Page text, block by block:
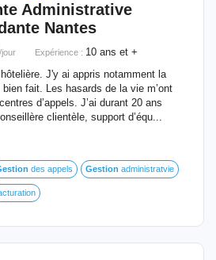
Administrative
Nantes
/jour Expérience : 10 ans et +
J'y ai appris notamment la
fait. Les hasards de la vie m’ont
d’appels. J’ai durant 20 ans
clientèle, support d’équ...
des appels Gestion administratvie